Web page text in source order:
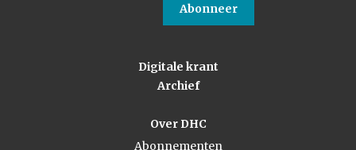
Abonneer
Digitale krant
Archief
Over DHC
Abonnementen